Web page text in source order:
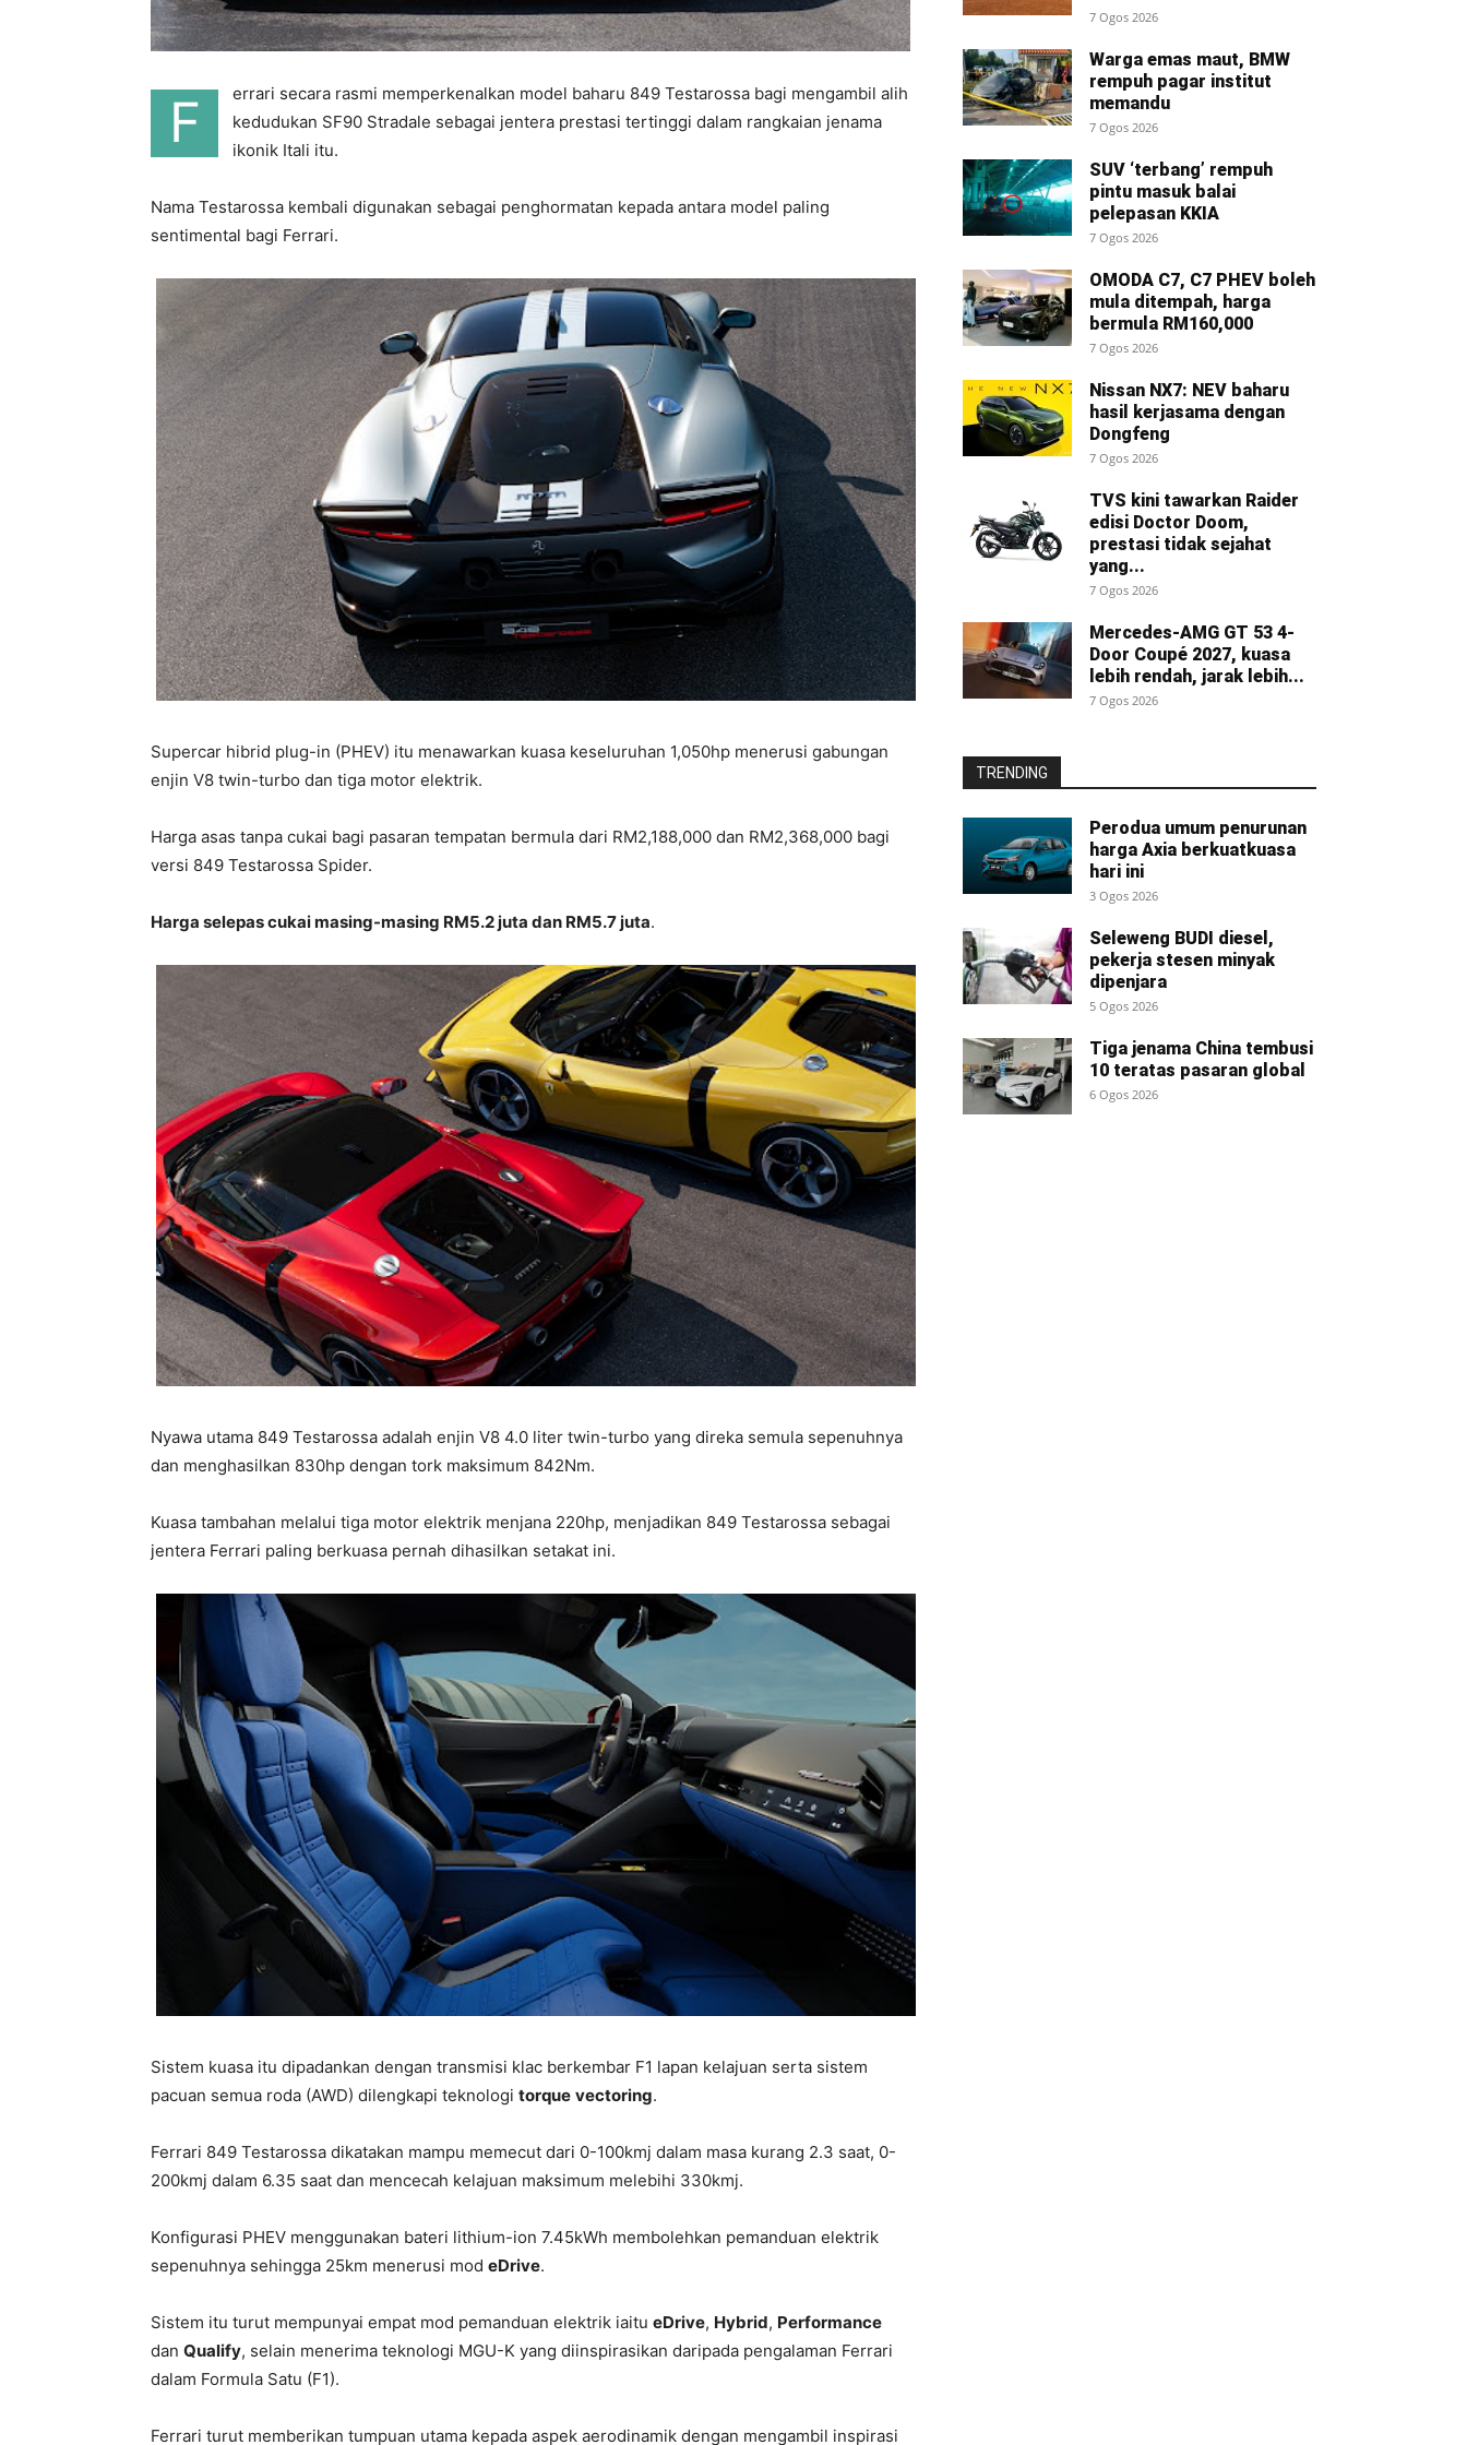
F
errari secara rasmi memperkenalkan model baharu 849 Testarossa bagi mengambil alih
kedudukan SF90 Stradale sebagai jentera prestasi tertinggi dalam rangkaian jenama
ikonik Itali itu.
Nama Testarossa kembali digunakan sebagai penghormatan kepada antara model paling
sentimental bagi Ferrari.
Supercar hibrid plug-in (PHEV) itu menawarkan kuasa keseluruhan 1,050hp menerusi gabungan
enjin V8 twin-turbo dan tiga motor elektrik.
Harga asas tanpa cukai bagi pasaran tempatan bermula dari RM2,188,000 dan RM2,368,000 bagi
versi 849 Testarossa Spider.
Harga selepas cukai masing-masing RM5.2 juta dan RM5.7 juta.
Nyawa utama 849 Testarossa adalah enjin V8 4.0 liter twin-turbo yang direka semula sepenuhnya
dan menghasilkan 830hp dengan tork maksimum 842Nm.
Kuasa tambahan melalui tiga motor elektrik menjana 220hp, menjadikan 849 Testarossa sebagai
jentera Ferrari paling berkuasa pernah dihasilkan setakat ini.
Sistem kuasa itu dipadankan dengan transmisi klac berkembar F1 lapan kelajuan serta sistem
pacuan semua roda (AWD) dilengkapi teknologi torque vectoring.
Ferrari 849 Testarossa dikatakan mampu memecut dari 0-100kmj dalam masa kurang 2.3 saat, 0-
200kmj dalam 6.35 saat dan mencecah kelajuan maksimum melebihi 330kmj.
Konfigurasi PHEV menggunakan bateri lithium-ion 7.45kWh membolehkan pemanduan elektrik
sepenuhnya sehingga 25km menerusi mod eDrive.
Sistem itu turut mempunyai empat mod pemanduan elektrik iaitu eDrive, Hybrid, Performance
dan Qualify, selain menerima teknologi MGU-K yang diinspirasikan daripada pengalaman Ferrari
dalam Formula Satu (F1).
Ferrari turut memberikan tumpuan utama kepada aspek aerodinamik dengan mengambil inspirasi
7 Ogos 2026
Warga emas maut, BMW
rempuh pagar institut
memandu
7 Ogos 2026
SUV ‘terbang’ rempuh
pintu masuk balai
pelepasan KKIA
7 Ogos 2026
OMODA C7, C7 PHEV boleh
mula ditempah, harga
bermula RM160,000
7 Ogos 2026
Nissan NX7: NEV baharu
hasil kerjasama dengan
Dongfeng
7 Ogos 2026
TVS kini tawarkan Raider
edisi Doctor Doom,
prestasi tidak sejahat
yang...
7 Ogos 2026
Mercedes-AMG GT 53 4-
Door Coupé 2027, kuasa
lebih rendah, jarak lebih...
7 Ogos 2026
TRENDING
Perodua umum penurunan
harga Axia berkuatkuasa
hari ini
3 Ogos 2026
Seleweng BUDI diesel,
pekerja stesen minyak
dipenjara
5 Ogos 2026
Tiga jenama China tembusi
10 teratas pasaran global
6 Ogos 2026